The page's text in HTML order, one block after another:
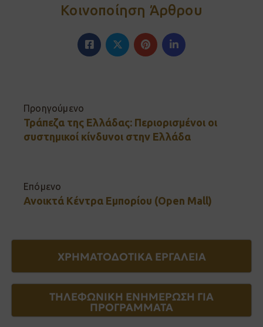
Κοινοποίηση Άρθρου
Προηγούμενο
Τράπεζα της Ελλάδας: Περιορισμένοι οι
συστημικοί κίνδυνοι στην Ελλάδα
Επόμενο
Ανοικτά Κέντρα Εμπορίου (Open Mall)
ΧΡΗΜΑΤΟΔΟΤΙΚΑ ΕΡΓΑΛΕΙΑ
ΤΗΛΕΦΩΝΙΚΗ ΕΝΗΜΕΡΩΣΗ ΓΙΑ
ΠΡΟΓΡΑΜΜΑΤΑ